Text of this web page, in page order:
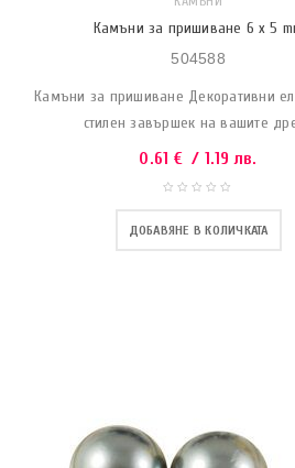
Камъни за пришиване 6 x 5
504588
Камъни за пришиване Декоративни
стилен завършек на вашите
0.61 € / 1.19 лв.
ДОБАВЯНЕ В КОЛИЧКАТА